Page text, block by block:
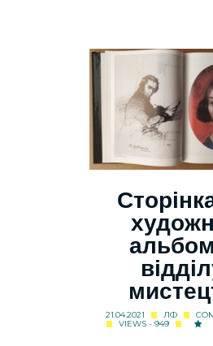
21.04.2021 ЛФ
VIEWS - 949